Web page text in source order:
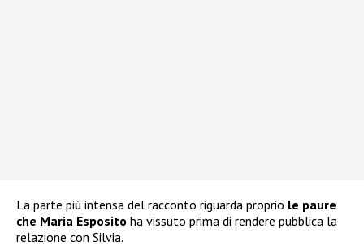
La parte più intensa del racconto riguarda proprio le paure
che Maria Esposito ha vissuto prima di rendere pubblica la
relazione con Silvia.